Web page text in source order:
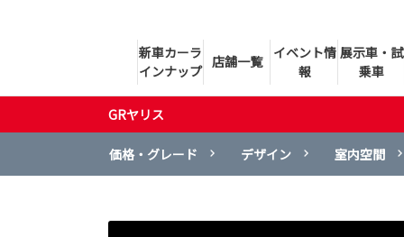
新車カーラ
インナップ
店舗一覧
イベント情
報
展示車・試
乗車
GRヤリス
価格・グレード デザイン 室内空間